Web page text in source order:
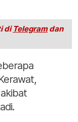
di Telegramdan